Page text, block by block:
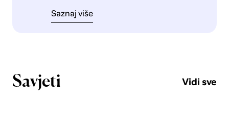
Saznaj više
Savjeti Vidi sve